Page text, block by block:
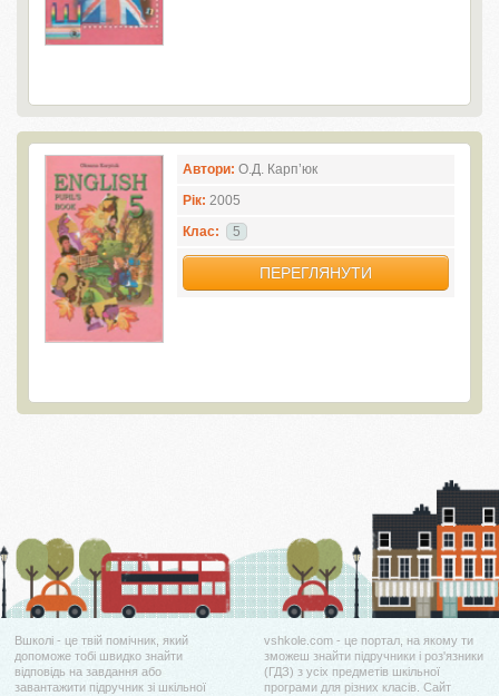
Автори: О.Д. Карп’юк
Рік: 2005
Клас:
5
ПЕРЕГЛЯНУТИ
Вшколі - це твій помічник, який
допоможе тобі швидко знайти
відповідь на завдання або
завантажити підручник зі шкільної
vshkole.com - це портал, на якому ти
зможеш знайти підручники і роз'язники
(ГДЗ) з усіх предметів шкільної
програми для різних класів. Сайт